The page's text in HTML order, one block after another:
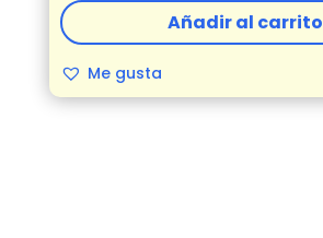
100
Softgels
cantidad
Añadir al carrito
Me gusta